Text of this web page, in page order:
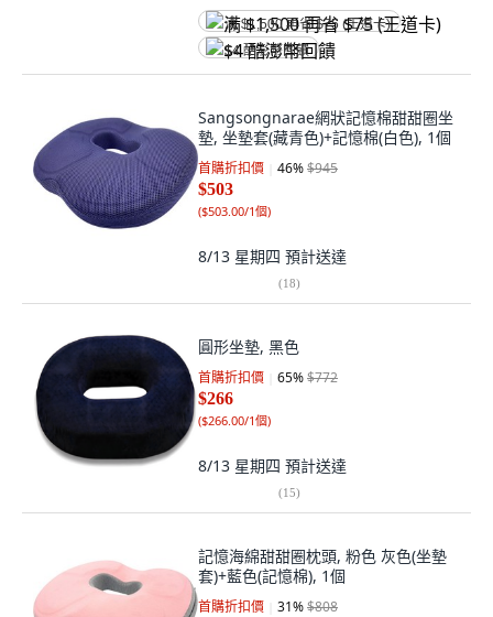
满 $1,500 再省 $75 (王道卡)
$4 酷澎幣回饋
Sangsongnarae網狀記憶棉甜甜圈坐
墊, 坐墊套(藏青色)+記憶棉(白色), 1個
首購折扣價 46%$945
$503
($503.00/1個)
8/13 星期四 預計送達
(18)
圓形坐墊, 黑色
首購折扣價 65%$772
$266
($266.00/1個)
8/13 星期四 預計送達
(15)
記憶海綿甜甜圈枕頭, 粉色 灰色(坐墊
套)+藍色(記憶棉), 1個
首購折扣價 31%$808